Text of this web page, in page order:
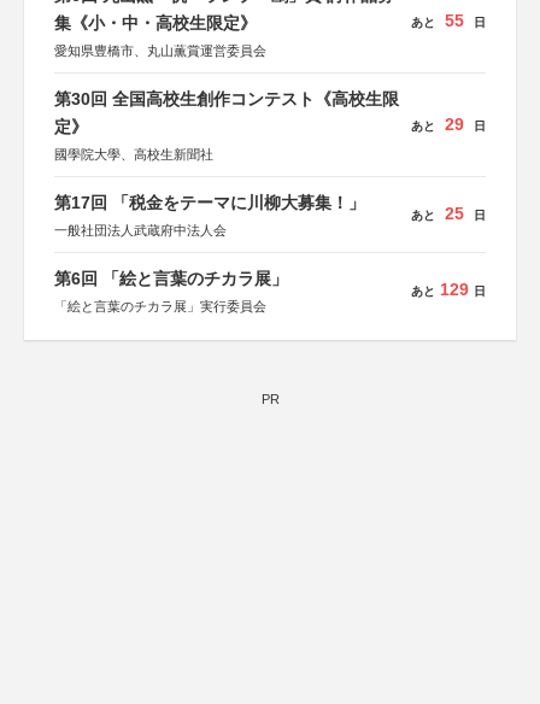
集《小・中・高校生限定》
愛知県豊橋市、丸山薫賞運営委員会
あと 55 日
第30回 全国高校生創作コンテスト《高校生限
定》
國學院大學、高校生新聞社
あと 29 日
第17回 「税金をテーマに川柳大募集！」
一般社団法人武蔵府中法人会
あと 25 日
第6回 「絵と言葉のチカラ展」
「絵と言葉のチカラ展」実行委員会
あと 129 日
PR